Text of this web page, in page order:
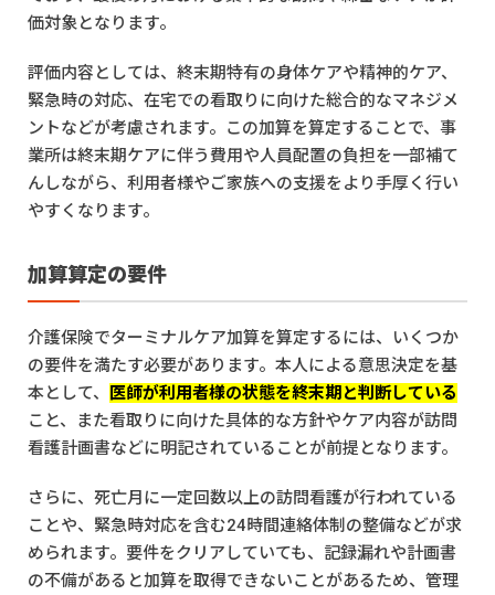
価対象となります。
評価内容としては、終末期特有の身体ケアや精神的ケア、
緊急時の対応、在宅での看取りに向けた総合的なマネジメ
ントなどが考慮されます。この加算を算定することで、事
業所は終末期ケアに伴う費用や人員配置の負担を一部補て
んしながら、利用者様やご家族への支援をより手厚く行い
やすくなります。
加算算定の要件
介護保険でターミナルケア加算を算定するには、いくつか
の要件を満たす必要があります。本人による意思決定を基
本として、
医師が利用者様の状態を終末期と判断している
こと、また看取りに向けた具体的な方針やケア内容が訪問
看護計画書などに明記されていることが前提となります。
さらに、死亡月に一定回数以上の訪問看護が行われている
ことや、緊急時対応を含む24時間連絡体制の整備などが求
められます。要件をクリアしていても、記録漏れや計画書
の不備があると加算を取得できないことがあるため、管理